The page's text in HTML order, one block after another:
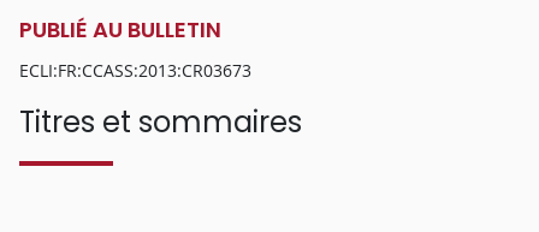
PUBLIÉ AU BULLETIN
ECLI:FR:CCASS:2013:CR03673
Titres et sommaires